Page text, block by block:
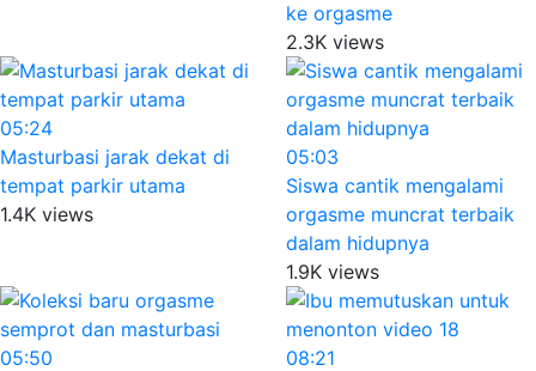
ke orgasme
2.3K views
05:24
Masturbasi jarak dekat di
tempat parkir utama
1.4K views
05:03
Siswa cantik mengalami
orgasme muncrat terbaik
dalam hidupnya
1.9K views
05:50
08:21